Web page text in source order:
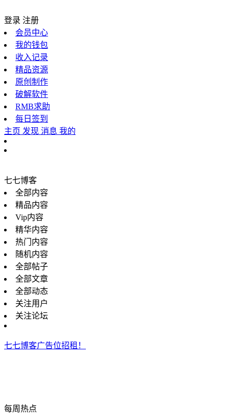
登录 注册
会员中心
我的钱包
收入记录
精品资源
原创制作
破解软件
RMB求助
每日签到
主页 发现 消息 我的
七七博客
全部内容
精品内容
Vip内容
精华内容
热门内容
随机内容
全部帖子
全部文章
全部动态
关注用户
关注论坛
七七博客广告位招租！
每周热点